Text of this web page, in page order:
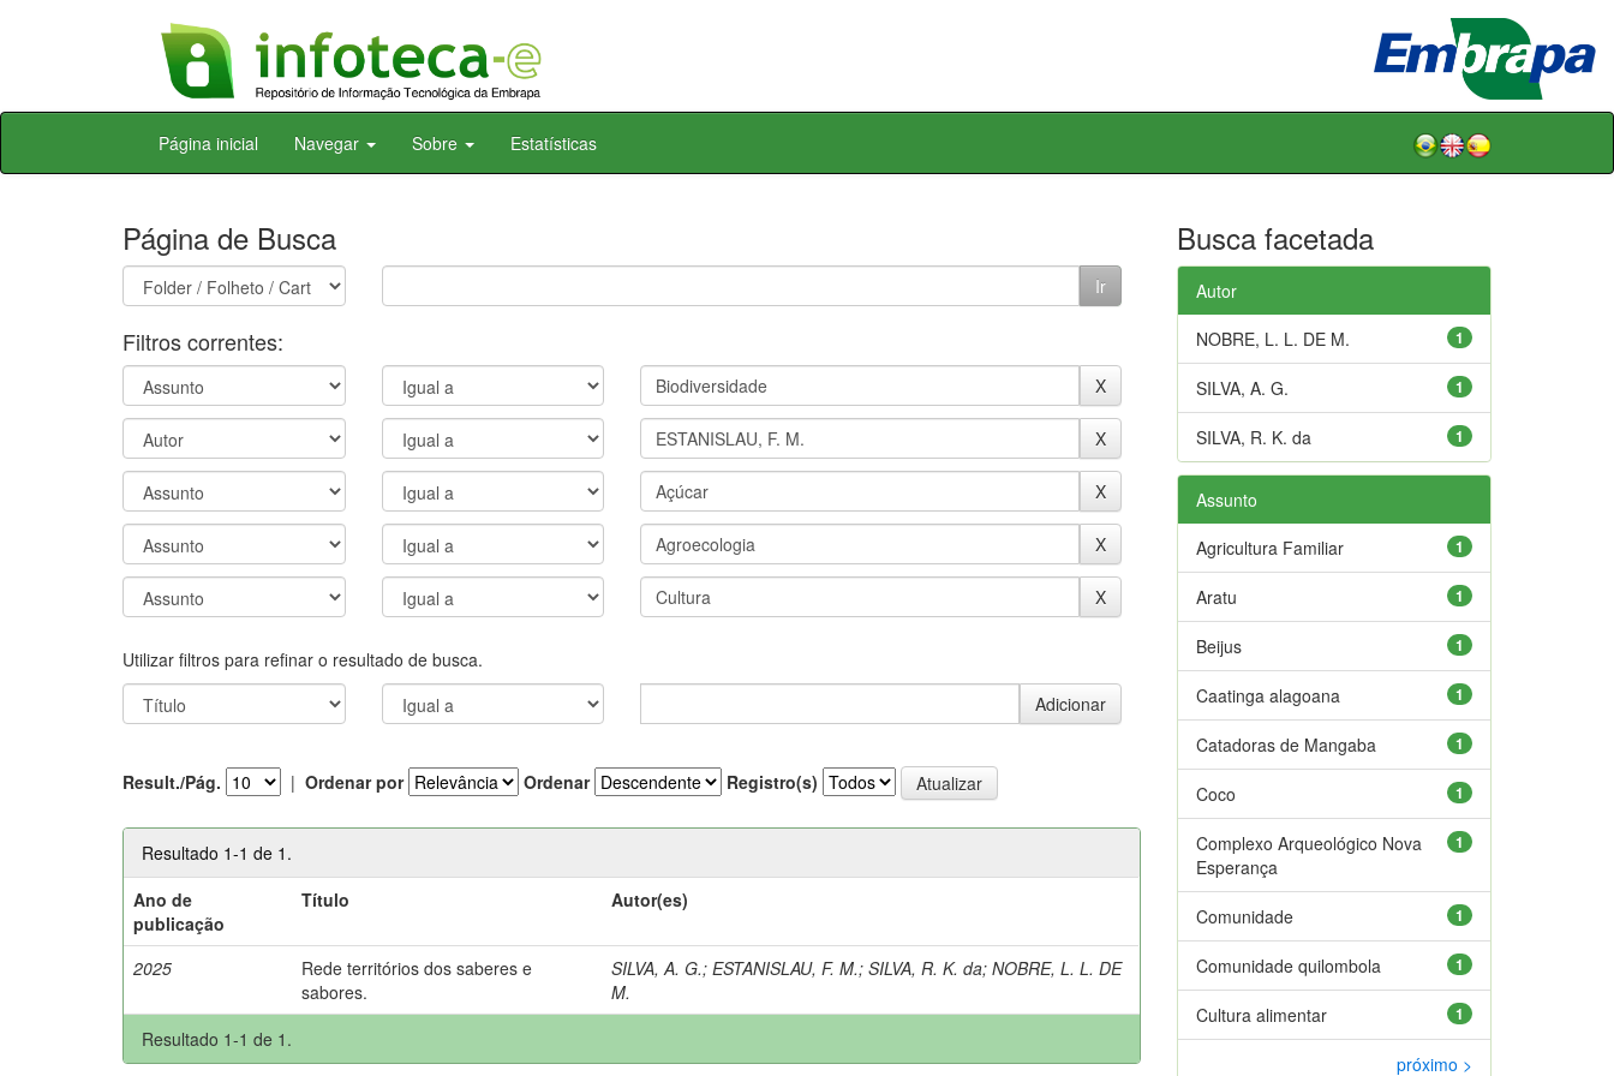
Skip
Página inicial Navegar Sobre Estatísticas
Página de Busca
Filtros correntes:
Utilizar filtros para refinar o resultado de busca.
Result./Pág. | Ordenar por Ordenar Registro(s)
Resultado 1-1 de 1.
Ano de
publicação
Título Autor(es)
2025
Rede territórios dos saberes e
sabores.
SILVA, A. G.;ESTANISLAU, F. M.;SILVA, R. K. da;NOBRE, L. L. DE
M.
Resultado 1-1 de 1.
Busca facetada
Autor
1
NOBRE, L. L. DE M.
1
SILVA, A. G.
1
SILVA, R. K. da
Assunto
1
Agricultura Familiar
1
Aratu
1
Beijus
1
Caatinga alagoana
1
Catadoras de Mangaba
1
Coco
1
Complexo Arqueológico Nova
Esperança
1
Comunidade
1
Comunidade quilombola
1
Cultura alimentar
próximo >